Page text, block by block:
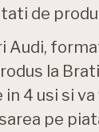
de
Audi,
la
in 4 usi si
pe